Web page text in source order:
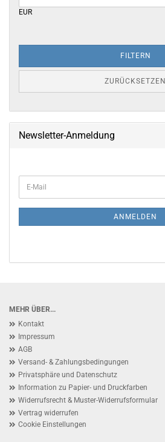
EUR
FILTERN
ZURÜCKSETZEN
Newsletter-Anmeldung
ZUR
NEWSLETTER-
E-
Mail
ANMELDEN
MEHR ÜBER...
Kontakt
Impressum
AGB
Versand- & Zahlungsbedingungen
Privatsphäre und Datenschutz
Information zu Papier- und Druckfarben
Widerrufsrecht & Muster-Widerrufsformular
Vertrag widerrufen
Cookie Einstellungen